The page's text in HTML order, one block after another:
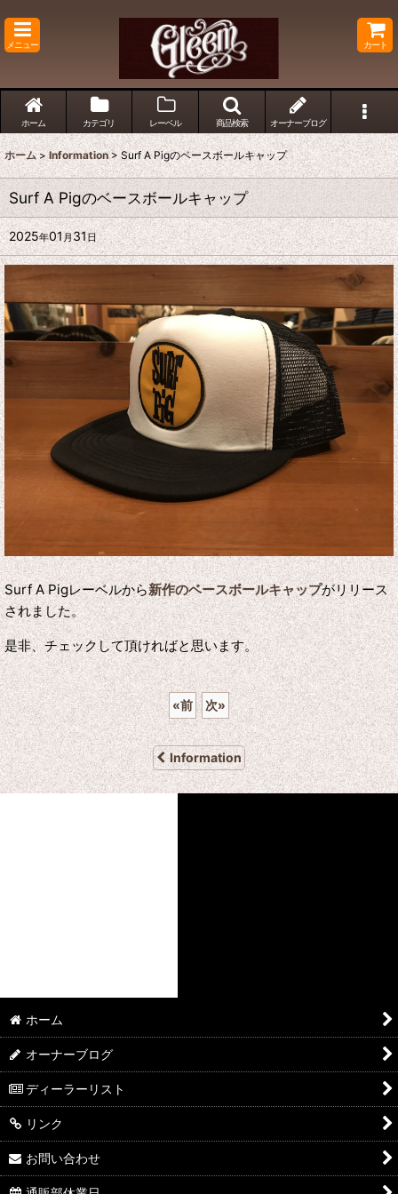
メニュー カート
ホーム カテゴリ レーベル 商品検索 オーナーブログ
ホーム > Information > Surf A Pigのベースボールキャップ
Surf A Pigのベースボールキャップ
2025年01月31日
Surf A Pigレーベルから新作のベースボールキャップがリリース
されました。
是非、チェックして頂ければと思います。
«前 次»
Information
ホーム
オーナーブログ
ディーラーリスト
リンク
お問い合わせ